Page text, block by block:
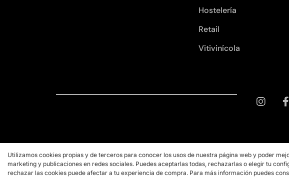
Hostelería
Retail
Vitivinícola
Utilizamos cookies propias y de terceros para conocer los usos de nuestra página web y poder
marketing y publicaciones en redes sociales. Puedes aceptarlas todas, rechazarlas o elegir tu
rechazar las cookies puede afectar a tu experiencia de compra. Para más información puedes